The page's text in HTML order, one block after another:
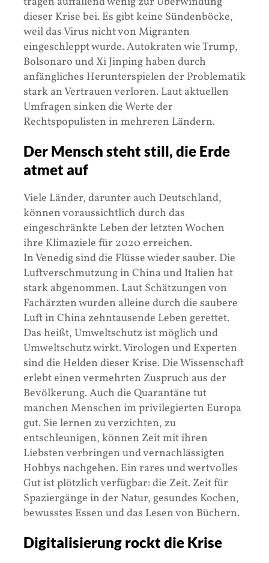
dieser Krise bei. Es gibt keine Sündenböcke,
weil das Virus nicht von Migranten
eingeschleppt wurde. Autokraten wie Trump,
Bolsonaro und Xi Jinping haben durch
anfängliches Herunterspielen der Problematik
stark an Vertrauen verloren. Laut aktuellen
Umfragen sinken die Werte der
Rechtspopulisten in mehreren Ländern.
Der Mensch steht still, die Erde
atmet auf
Viele Länder, darunter auch Deutschland,
können voraussichtlich durch das
eingeschränkte Leben der letzten Wochen
ihre Klimaziele für 2020 erreichen.
In Venedig sind die Flüsse wieder sauber. Die
Luftverschmutzung in China und Italien hat
stark abgenommen. Laut Schätzungen von
Fachärzten wurden alleine durch die saubere
Luft in China zehntausende Leben gerettet.
Das heißt, Umweltschutz ist möglich und
Umweltschutz wirkt. Virologen und Experten
sind die Helden dieser Krise. Die Wissenschaft
erlebt einen vermehrten Zuspruch aus der
Bevölkerung. Auch die Quarantäne tut
manchen Menschen im privilegierten Europa
gut. Sie lernen zu verzichten, zu
entschleunigen, können Zeit mit ihren
Liebsten verbringen und vernachlässigten
Hobbys nachgehen. Ein rares und wertvolles
Gut ist plötzlich verfügbar: die Zeit. Zeit für
Spaziergänge in der Natur, gesundes Kochen,
bewusstes Essen und das Lesen von Büchern.
Digitalisierung rockt die Krise